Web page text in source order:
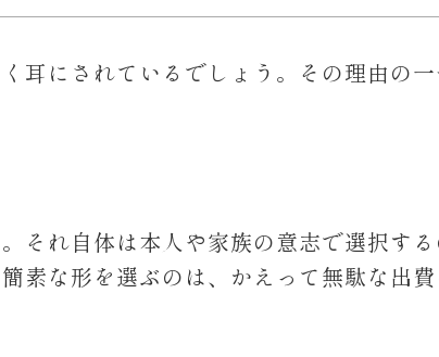
耳にされているでしょう。その理由の
それ自体は本人や家族の意志で選択す
素な形を選ぶのは、かえって無駄な出費